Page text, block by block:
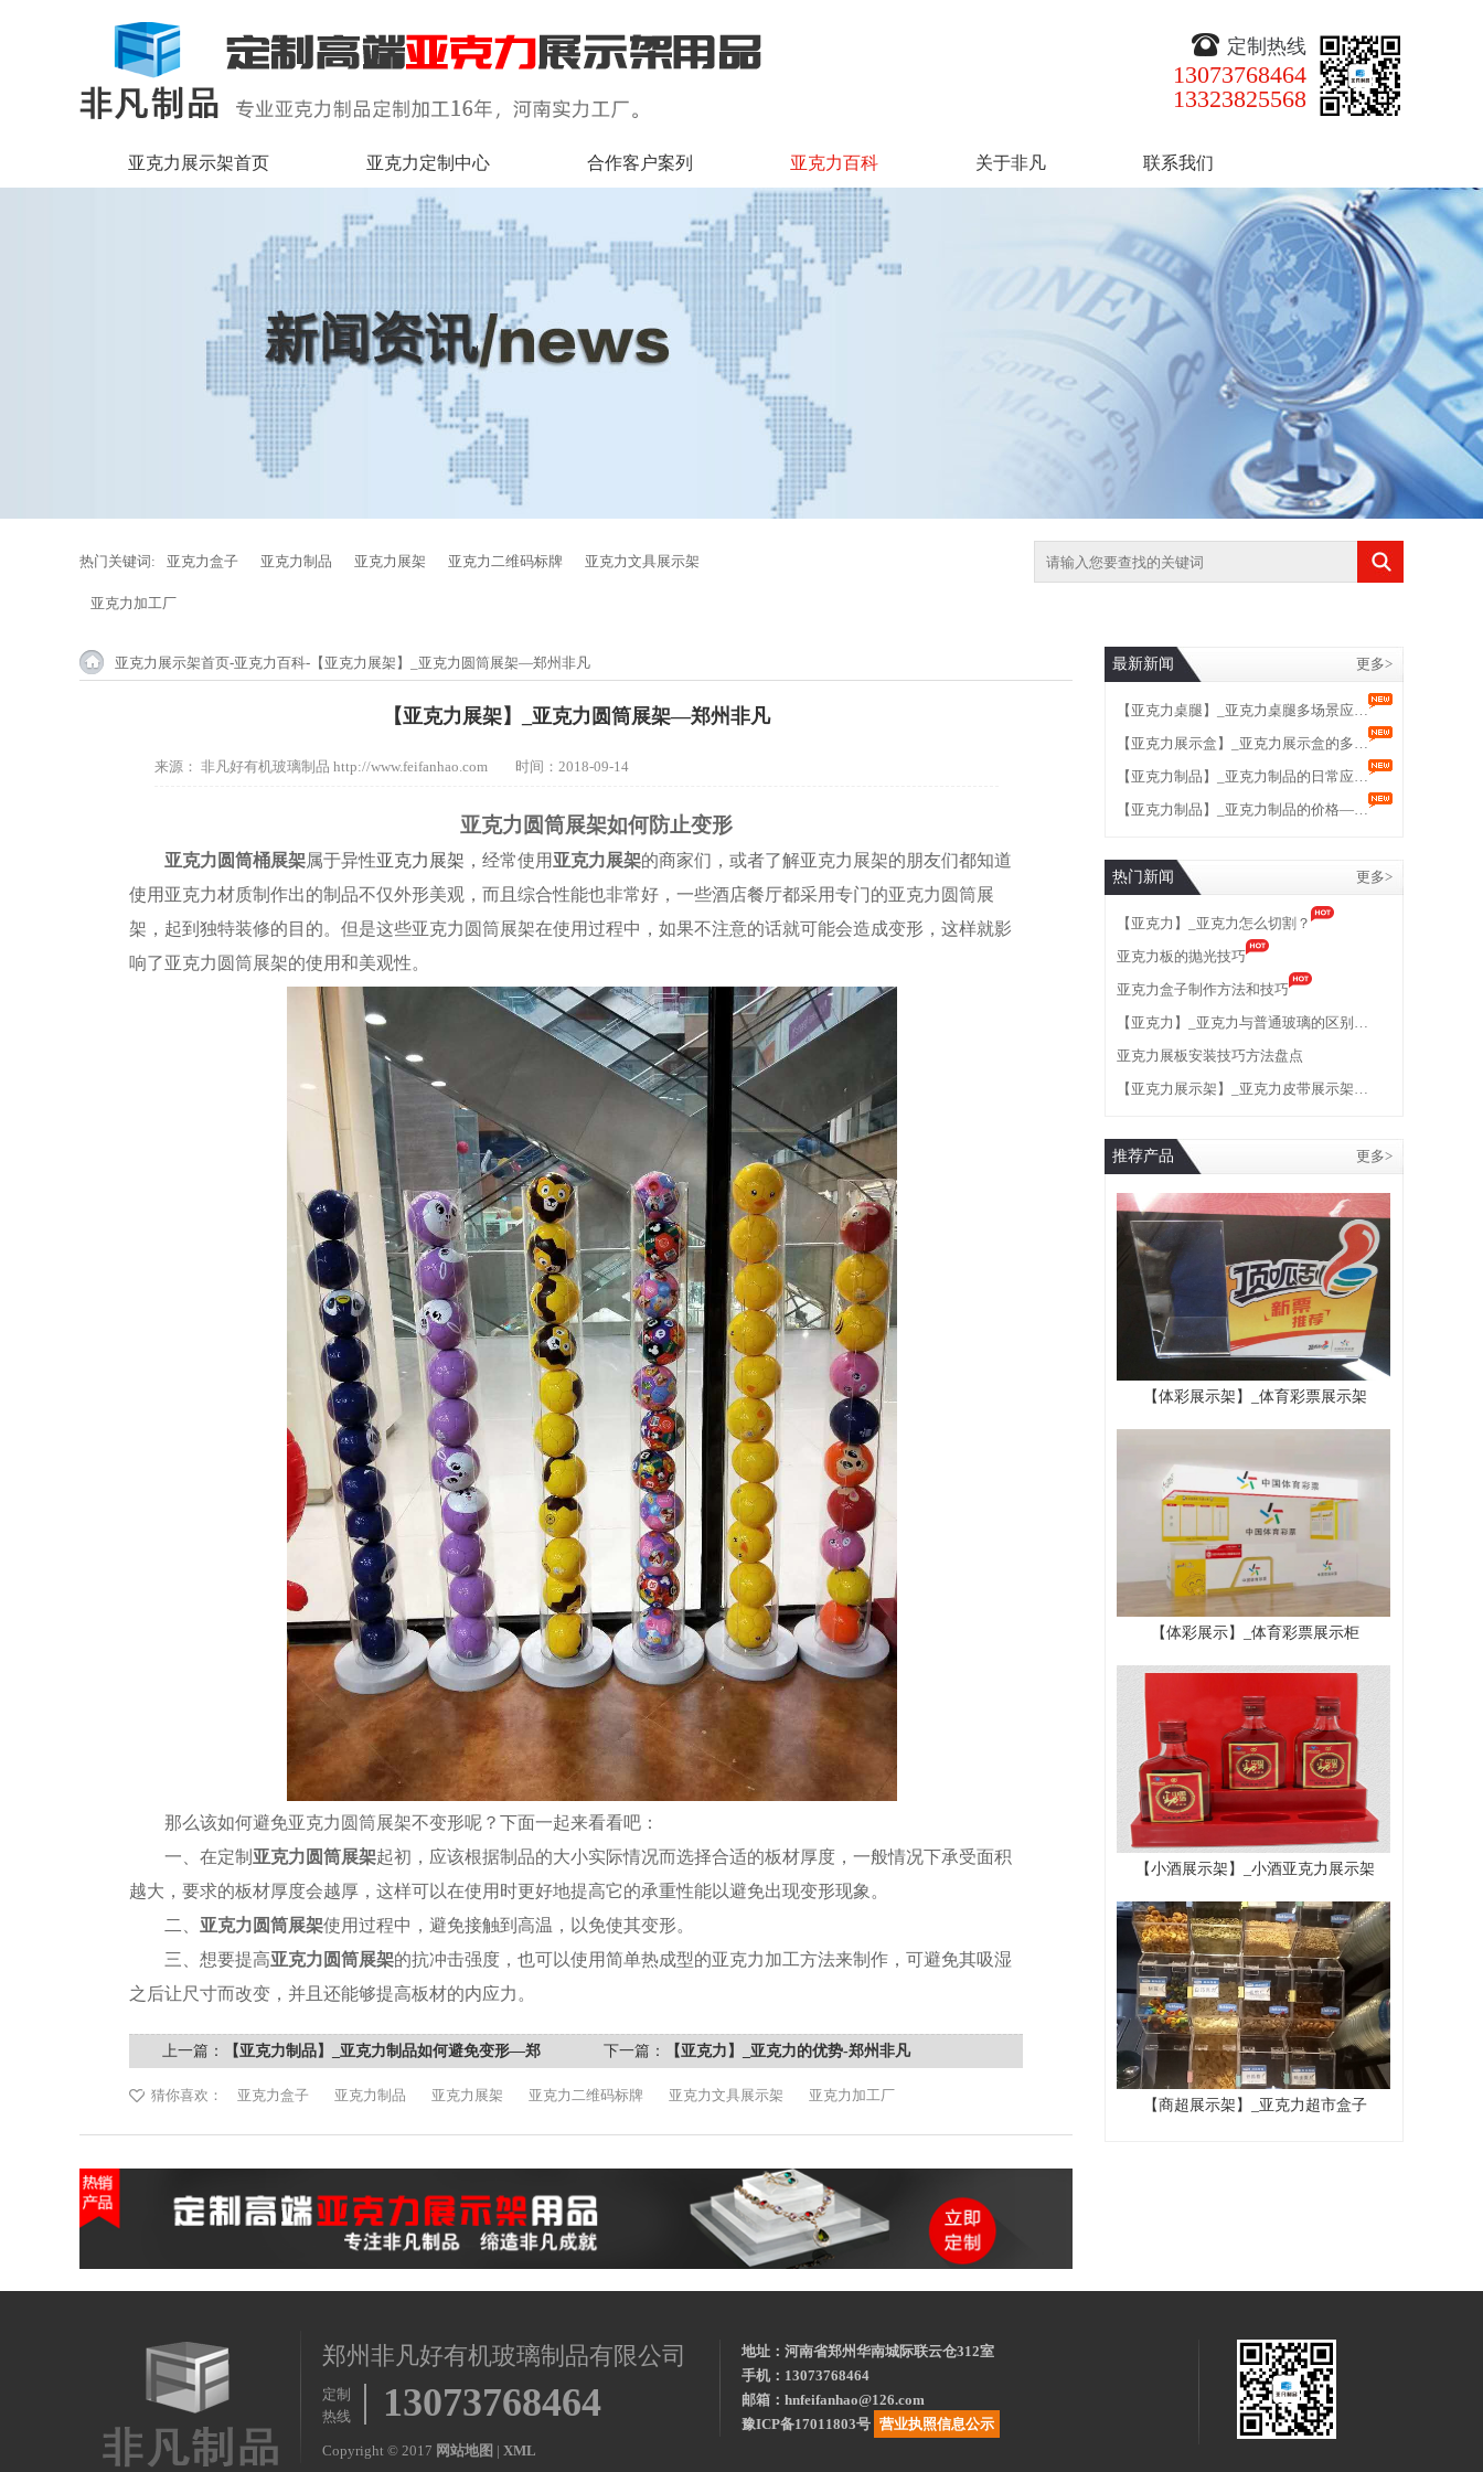
定制热线
13073768464
13323825568
亚克力展示架首页 亚克力定制中心 合作客户案列 亚克力百科 关于非凡 联系我们
热门关键词: 亚克力盒子 亚克力制品 亚克力展架 亚克力二维码标牌 亚克力文具展示架
亚克力加工厂
亚克力展示架首页-亚克力百科-【亚克力展架】_亚克力圆筒展架—郑州非凡
【亚克力展架】_亚克力圆筒展架—郑州非凡
来源： 非凡好有机玻璃制品 http://www.feifanhao.com 时间：2018-09-14
亚克力圆筒展架如何防止变形
亚克力圆筒桶展架属于异性亚克力展架 ，经常使用 亚克力展架的商家们，或者了解亚克力展架的朋友们都知道
使用亚克力材质制作出的制品不仅外形美观，而且综合性能也非常好，一些酒店餐厅都采用专门的亚克力圆筒展
架，起到独特装修的目的。但是这些亚克力圆筒展架在使用过程中，如果不注意的话就可能会造成变形，这样就影
响了亚克力圆筒展架的使用和美观性。
那么该如何避免亚克力圆筒展架不变形呢？下面一起来看看吧：
一、在定制 亚克力圆筒展架起初，应该根据制品的大小实际情况而选择合适的板材厚度，一般情况下承受面积
越大，要求的板材厚度会越厚，这样可以在使用时更好地提高它的承重性能以避免出现变形现象。
二、 亚克力圆筒展架使用过程中，避免接触到高温，以免使其变形。
三、想要提高亚克力圆筒展架的抗冲击强度，也可以使用简单热成型的亚克力加工方法来制作，可避免其吸湿
之后让尺寸而改变，并且还能够提高板材的内应力。
上一篇：
【亚克力制品】_亚克力制品如何避免变形—郑
州非凡
下一篇： 【亚克力】_亚克力的优势-郑州非凡
猜你喜欢： 亚克力盒子 亚克力制品 亚克力展架 亚克力二维码标牌 亚克力文具展示架 亚克力加工厂
最新新闻 更多>
【亚克力桌腿】_亚克力桌腿多场景应…
【亚克力展示盒】_亚克力展示盒的多…
【亚克力制品】_亚克力制品的日常应…
【亚克力制品】_亚克力制品的价格—…
热门新闻 更多>
【亚克力】_亚克力怎么切割？
亚克力板的抛光技巧
亚克力盒子制作方法和技巧
【亚克力】_亚克力与普通玻璃的区别…
亚克力展板安装技巧方法盘点
【亚克力展示架】_亚克力皮带展示架…
推荐产品 更多>
【体彩展示架】_体育彩票展示架
【体彩展示】_体育彩票展示柜
【小酒展示架】_小酒亚克力展示架
【商超展示架】_亚克力超市盒子
郑州非凡好有机玻璃制品有限公司
定制
热线
13073768464
Copyright © 2017 网站地图 | XML
地址：河南省郑州华南城际联云仓312室
手机：13073768464
邮箱：hnfeifanhao@126.com
豫ICP备17011803号 营业执照信息公示